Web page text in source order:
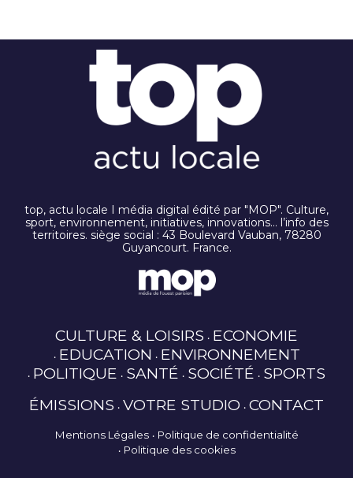
top, actu locale I média digital édité par "MOP". Culture,
sport, environnement, initiatives, innovations… l’info des
territoires. siège social : 43 Boulevard Vauban, 78280
Guyancourt. France.
CULTURE & LOISIRS ECONOMIE
EDUCATION ENVIRONNEMENT
POLITIQUE SANTÉ SOCIÉTÉ SPORTS
ÉMISSIONS VOTRE STUDIO CONTACT
Mentions Légales
Politique de confidentialité
Politique des cookies